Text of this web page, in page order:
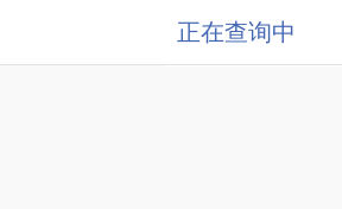
正在查询中